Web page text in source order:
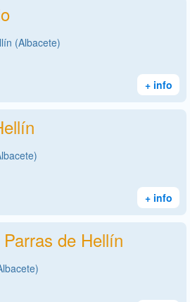
(Albacete)
+ info
+ info
de Hellín